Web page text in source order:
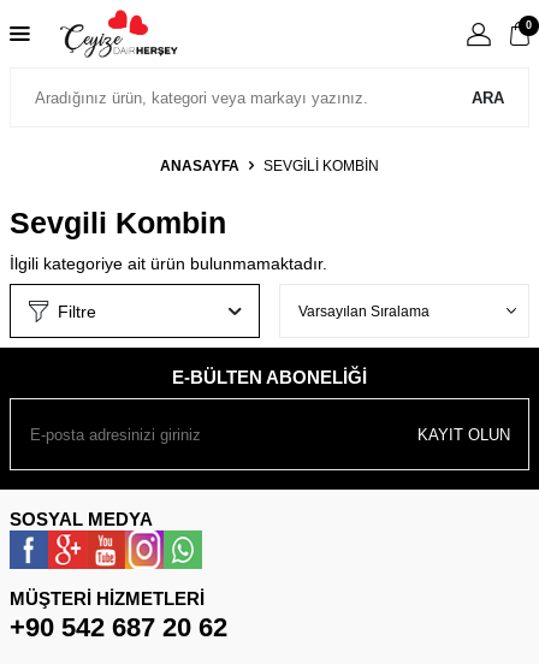
ARA
0
ANASAYFA SEVGILI KOMBIN
Sevgili Kombin
İlgili kategoriye ait ürün bulunmamaktadır.
Filtre
E-BÜLTEN ABONELIĞI
KAYIT OLUN
SOSYAL MEDYA
MÜŞTERI HIZMETLERI
+90 542 687 20 62